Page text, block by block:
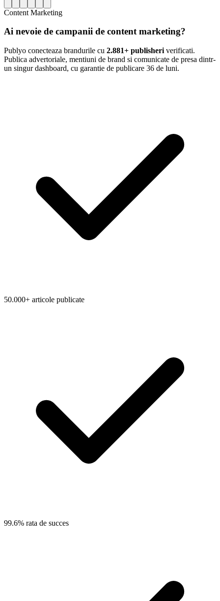
Content Marketing
Ai nevoie de campanii de content marketing?
Publyo conecteaza brandurile cu 2.881+ publisheri verificati.
Publica advertoriale, mentiuni de brand si comunicate de presa dintr-
un singur dashboard, cu garantie de publicare 36 de luni.
50.000+ articole publicate
99.6% rata de succes